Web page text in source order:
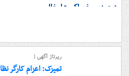
درصدی خوراکی‌ها خالی
رپرتاژ آگهی |
تمیزک: اعزام کارگر